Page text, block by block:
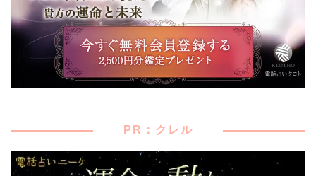
PR：クレル